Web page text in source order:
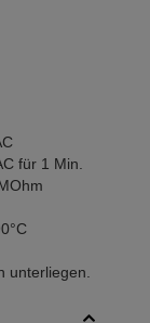
für 1 Min.
unterliegen.